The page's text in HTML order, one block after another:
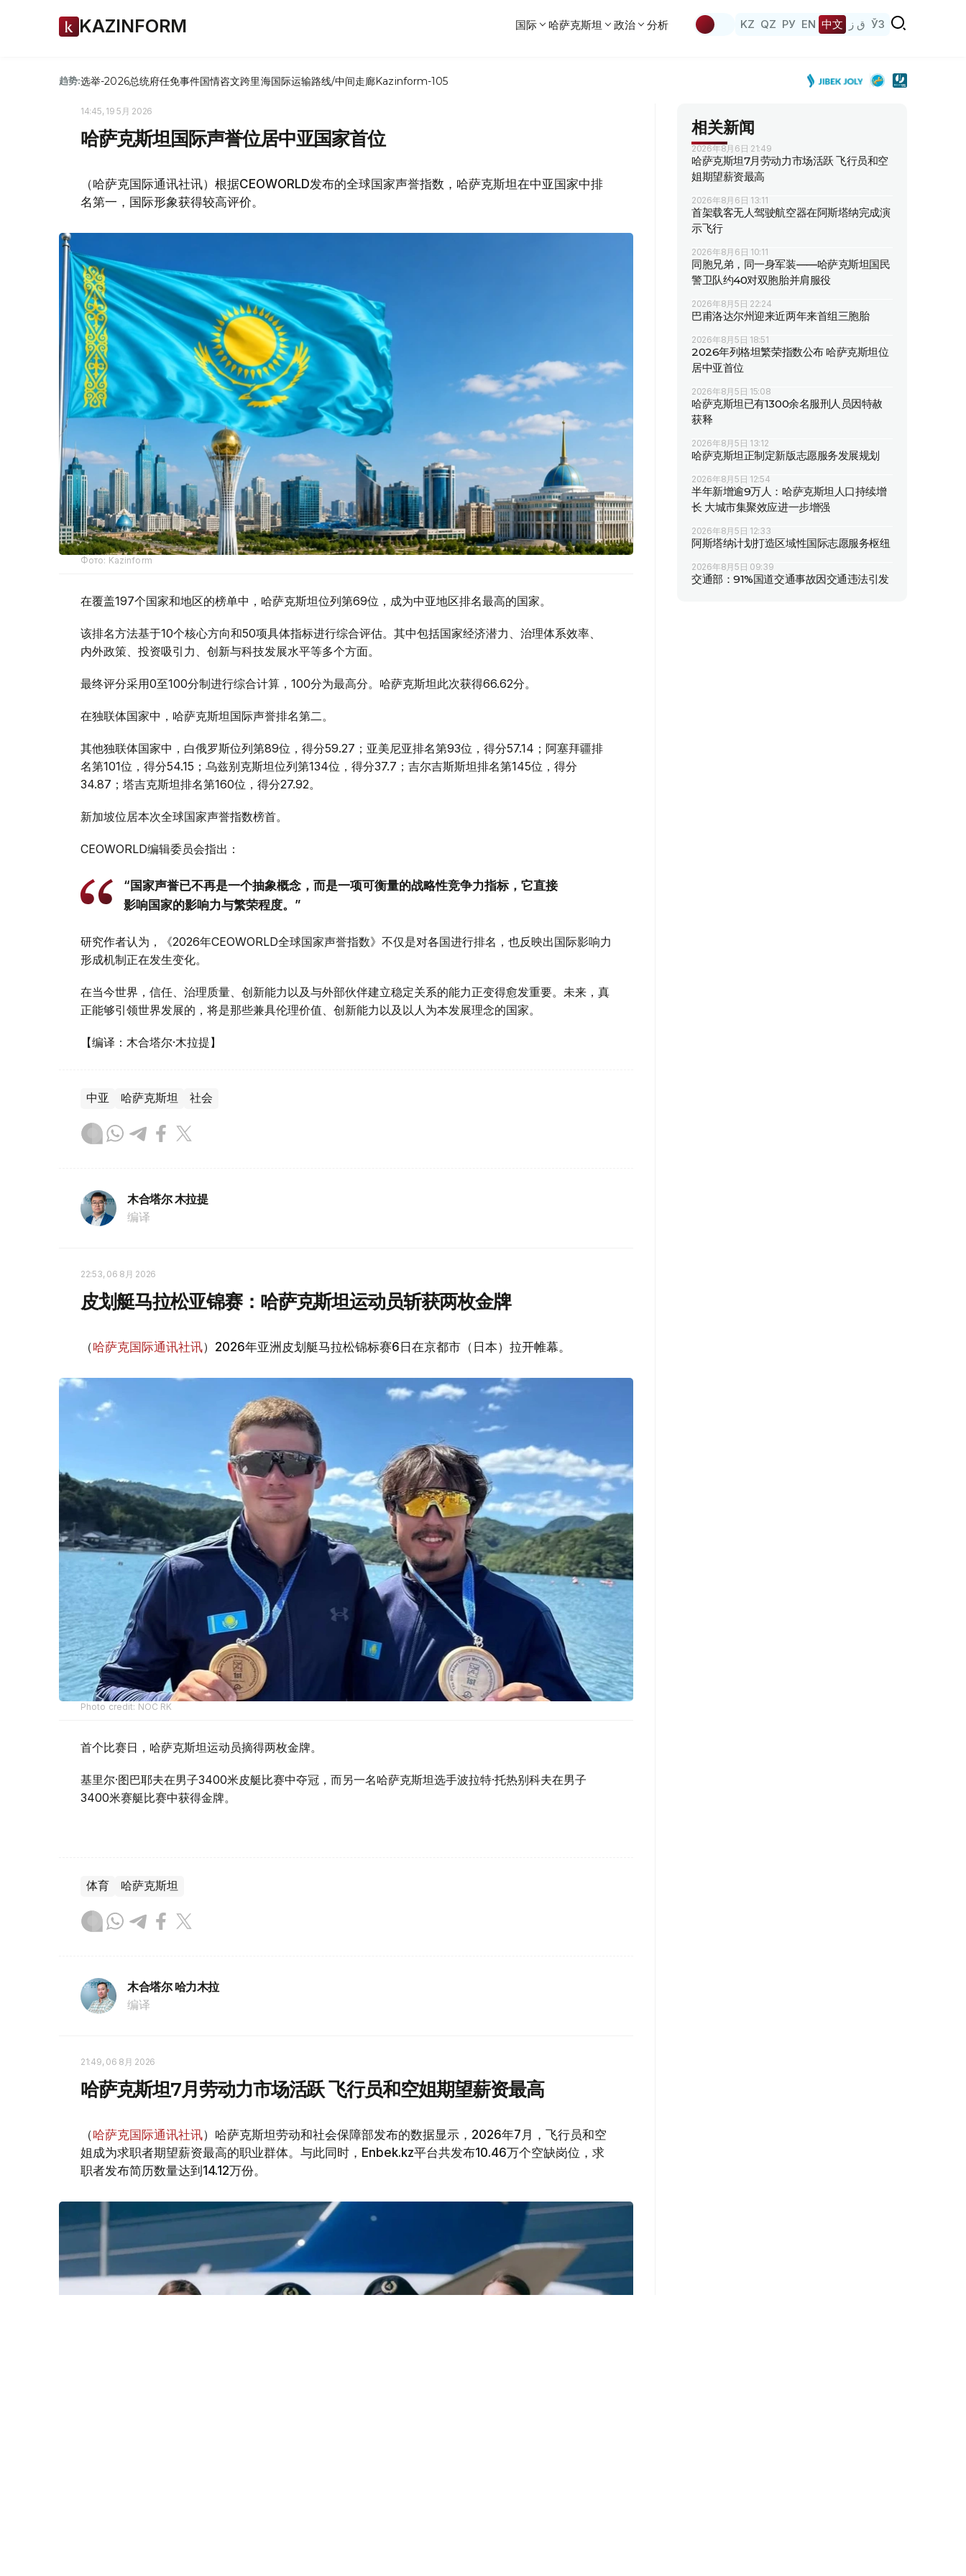
KAZINFORM 国际 哈萨克斯坦 政治 分析 KZ QZ РУ EN 中文 ق ز ЎЗ
趋势:选举-2026总统府任免事件国情咨文跨里海国际运输路线/中间走廊Kazinform-105
14:45, 19 5月 2026
哈萨克斯坦国际声誉位居中亚国家首位
（哈萨克国际通讯社讯）根据CEOWORLD发布的全球国家声誉指数，哈萨克斯坦在中亚国家中排
名第一，国际形象获得较高评价。
Фото: Kazinform
在覆盖197个国家和地区的榜单中，哈萨克斯坦位列第69位，成为中亚地区排名最高的国家。
该排名方法基于10个核心方向和50项具体指标进行综合评估。其中包括国家经济潜力、治理体系效率、
内外政策、投资吸引力、创新与科技发展水平等多个方面。
最终评分采用0至100分制进行综合计算，100分为最高分。哈萨克斯坦此次获得66.62分。
在独联体国家中，哈萨克斯坦国际声誉排名第二。
其他独联体国家中，白俄罗斯位列第89位，得分59.27；亚美尼亚排名第93位，得分57.14；阿塞拜疆排
名第101位，得分54.15；乌兹别克斯坦位列第134位，得分37.7；吉尔吉斯斯坦排名第145位，得分
34.87；塔吉克斯坦排名第160位，得分27.92。
新加坡位居本次全球国家声誉指数榜首。
CEOWORLD编辑委员会指出：
“国家声誉已不再是一个抽象概念，而是一项可衡量的战略性竞争力指标，它直接
影响国家的影响力与繁荣程度。”
研究作者认为，《2026年CEOWORLD全球国家声誉指数》不仅是对各国进行排名，也反映出国际影响力
形成机制正在发生变化。
在当今世界，信任、治理质量、创新能力以及与外部伙伴建立稳定关系的能力正变得愈发重要。未来，真
正能够引领世界发展的，将是那些兼具伦理价值、创新能力以及以人为本发展理念的国家。
【编译：木合塔尔·木拉提】
中亚 哈萨克斯坦 社会
木合塔尔 木拉提
编译
22:53, 06 8月 2026
皮划艇马拉松亚锦赛：哈萨克斯坦运动员斩获两枚金牌
（哈萨克国际通讯社讯）2026年亚洲皮划艇马拉松锦标赛6日在京都市（日本）拉开帷幕。
Photo credit: NOC RK
首个比赛日，哈萨克斯坦运动员摘得两枚金牌。
基里尔·图巴耶夫在男子3400米皮艇比赛中夺冠，而另一名哈萨克斯坦选手波拉特·托热别科夫在男子
3400米赛艇比赛中获得金牌。
体育 哈萨克斯坦
木合塔尔 哈力木拉
编译
21:49, 06 8月 2026
哈萨克斯坦7月劳动力市场活跃 飞行员和空姐期望薪资最高
（哈萨克国际通讯社讯）哈萨克斯坦劳动和社会保障部发布的数据显示，2026年7月，飞行员和空
姐成为求职者期望薪资最高的职业群体。与此同时，Enbek.kz平台共发布10.46万个空缺岗位，求
职者发布简历数量达到14.12万份。
相关新闻
2026年8月6日 21:49
哈萨克斯坦7月劳动力市场活跃 飞行员和空
姐期望薪资最高
2026年8月6日 13:11
首架载客无人驾驶航空器在阿斯塔纳完成演
示飞行
2026年8月6日 10:11
同胞兄弟，同一身军装——哈萨克斯坦国民
警卫队约40对双胞胎并肩服役
2026年8月5日 22:24
巴甫洛达尔州迎来近两年来首组三胞胎
2026年8月5日 18:51
2026年列格坦繁荣指数公布 哈萨克斯坦位
居中亚首位
2026年8月5日 15:08
哈萨克斯坦已有1300余名服刑人员因特赦
获释
2026年8月5日 13:12
哈萨克斯坦正制定新版志愿服务发展规划
2026年8月5日 12:54
半年新增逾9万人：哈萨克斯坦人口持续增
长 大城市集聚效应进一步增强
2026年8月5日 12:33
阿斯塔纳计划打造区域性国际志愿服务枢纽
2026年8月5日 09:39
交通部：91%国道交通事故因交通违法引发